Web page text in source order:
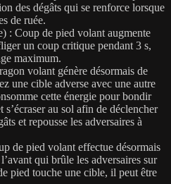
des dégâts qui se renforce lorsque
de ruée.
: Coup de pied volant augmente
un coup critique pendant 3 s,
maximum.
volant génère désormais de
une cible adverse avec une autre
cette énergie pour bondir
au sol afin de déclencher
et repousse les adversaires à
de pied volant effectue désormais
qui brûle les adversaires sur
pied touche une cible, il peut être